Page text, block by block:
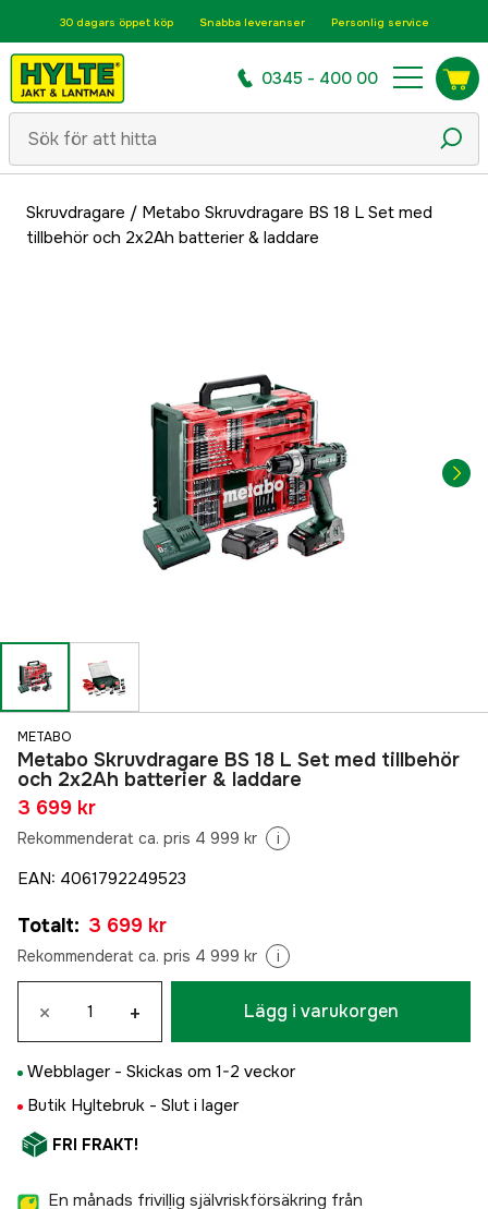
30 dagars öppet köp Snabba leveranser Personlig service
0345 - 400 00
Skruvdragare / Metabo Skruvdragare BS 18 L Set med
tillbehör och 2x2Ah batterier & laddare
METABO
Metabo Skruvdragare BS 18 L Set med tillbehör
och 2x2Ah batterier & laddare
3 699 kr
Rekommenderat ca. pris 4 999 kr i
EAN: 4061792249523
Totalt: 3 699 kr
Rekommenderat ca. pris 4 999 kr i
× + Lägg i varukorgen
Webblager - Skickas om 1-2 veckor
Butik Hyltebruk - Slut i lager
FRI FRAKT!
En månads frivillig självriskförsäkring från